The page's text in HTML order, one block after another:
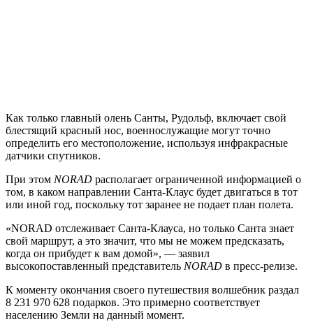
Как только главный олень Санты, Рудольф, включает свой
блестящий красный нос, военнослужащие могут точно
определить его местоположение, используя инфракрасные
датчики спутников.
При этом NORAD располагает ограниченной информацией о
том, в каком направлении Санта-Клаус будет двигаться в тот
или иной год, поскольку тот заранее не подает план полета.
«NORAD отслеживает Санта-Клауса, но только Санта знает
свой маршрут, а это значит, что мы не можем предсказать,
когда он прибудет к вам домой», — заявил
высокопоставленный представитель NORAD в пресс-релизе.
К моменту окончания своего путешествия волшебник раздал
8 231 970 628 подарков. Это примерно соответствует
населению Земли на данный момент.